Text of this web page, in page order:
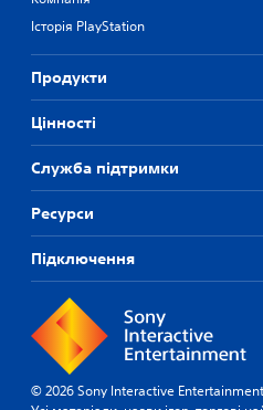
Історія PlayStation
Продукти
Цiнностi
Служба підтримки
Ресурси
Підключення
© 2026 Sony Interactive